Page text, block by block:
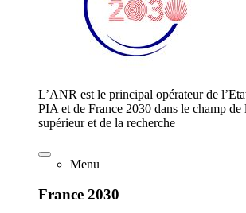
L’ANR est le principal opérateur de
PIA et de France 2030 dans le champ de
supérieur et de la recherche
Menu
France 2030